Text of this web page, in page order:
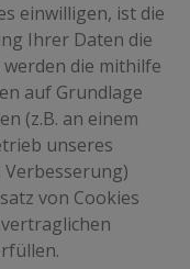
einwilligen, ist die
Ihrer Daten die
die mithilfe
auf Grundlage
(z.B. an einem
unseres
von Cookies